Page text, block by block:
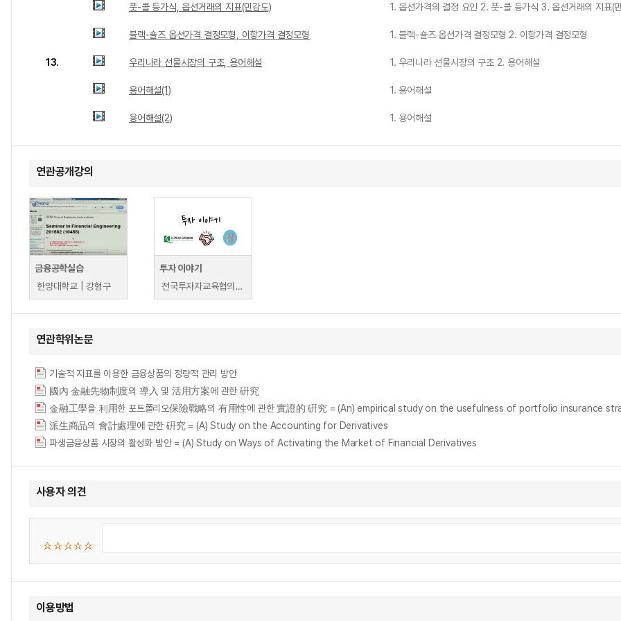
풋-콜 등가식, 옵션거래의 지표(민감도) 1. 옵션가격의 결정 요인 2. 풋-콜 등가식 3. 옵션거래의 지표(
블랙-숄즈 옵션가격 결정모형, 이항가격 결정모형 1. 블랙-숄즈 옵션가격 결정모형 2. 이항가격 결정모형
13. 우리나라 선물시장의 구조, 용어해설 1. 우리나라 선물시장의 구조 2. 용어해설
용어해설(1) 1. 용어해설
용어해설(2) 1. 용어해설
연관공개강의
금융공학실습
한양대학교 | 강형구
투자 이야기
전국투자자교육협의회 | 전국투자자교육협의회
연관학위논문
기술적 지표를 이용한 금융상품의 정량적 관리 방안
國內 金融先物制度의 導入 및 活用方案에 관한 硏究
金融工學을 利用한 포트폴리오保險戰略의 有用性에 관한 實證的 硏究 = (An) empirical study on the usefulness of portfolio insurance
派生商品의 會計處理에 관한 硏究 = (A) Study on the Accounting for Derivatives
파생금융상품 시장의 활성화 방안 = (A) Study on Ways of Activating the Market of Financial Derivatives
사용자 의견
이용방법